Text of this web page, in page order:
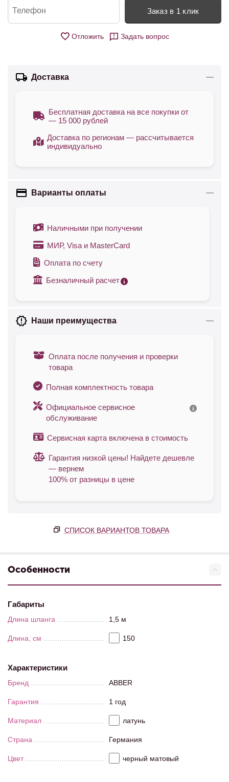
Заказ в 1 клик
Отложить Задать вопрос
Доставка
Бесплатная доставка на все покупки от
— 15 000 рублей
Доставка по регионам — рассчитывается
индивидуально
Варианты оплаты
Наличными при получении
МИР, Visa и MasterCard
Оплата по счету
Безналичный расчет
Наши преимущества
Оплата после получения и проверки
товара
Полная комплектность товара
Официальное сервисное
обслуживание
Сервисная карта включена в стоимость
Гарантия низкой цены! Найдете дешевле
— вернем
100% от разницы в цене
СПИСОК ВАРИАНТОВ ТОВАРА
Особенности
Габариты
Длина шланга 1,5 м
Длина, см 150
Характеристики
Бренд ABBER
Гарантия 1 год
Материал латунь
Страна Германия
Цвет черный матовый